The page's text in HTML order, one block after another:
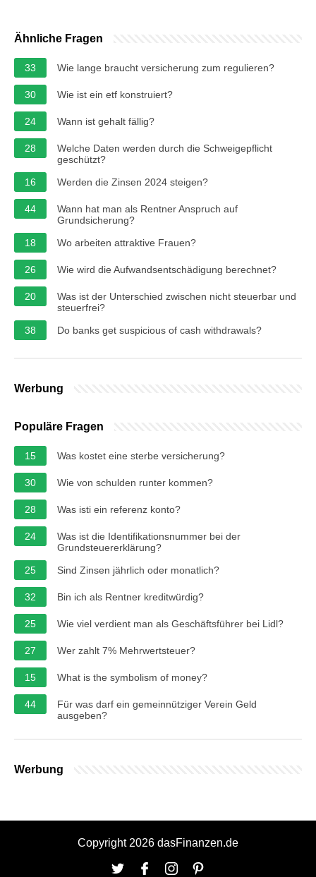
Ähnliche Fragen
33 Wie lange braucht versicherung zum regulieren?
30 Wie ist ein etf konstruiert?
24 Wann ist gehalt fällig?
28
Welche Daten werden durch die Schweigepflicht
geschützt?
16
Werden die Zinsen 2024 steigen?
44
Wann hat man als Rentner Anspruch auf
Grundsicherung?
18
Wo arbeiten attraktive Frauen?
26 Wie wird die Aufwandsentschädigung berechnet?
20
Was ist der Unterschied zwischen nicht steuerbar und
steuerfrei?
38
Do banks get suspicious of cash withdrawals?
Werbung
Populäre Fragen
15 Was kostet eine sterbe versicherung?
30 Wie von schulden runter kommen?
28 Was isti ein referenz konto?
24
Was ist die Identifikationsnummer bei der
Grundsteuererklärung?
25
Sind Zinsen jährlich oder monatlich?
32 Bin ich als Rentner kreditwürdig?
25 Wie viel verdient man als Geschäftsführer bei Lidl?
27 Wer zahlt 7% Mehrwertsteuer?
15 What is the symbolism of money?
44
Für was darf ein gemeinnütziger Verein Geld
ausgeben?
Werbung
Copyright 2026 dasFinanzen.de